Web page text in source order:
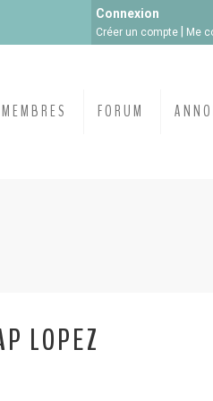
Connexion
Créer un compte Me
MEMBRES FORUM
LOPEZ